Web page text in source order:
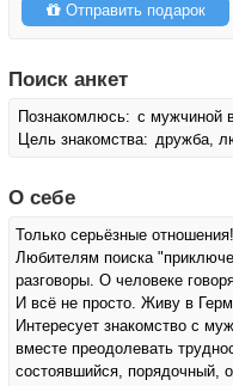
Отправить подарок
Поиск анкет
Познакомлюсь: с мужчиной
Цель знакомства: дружба,
О себе
Только серьёзные
Любителям поиска
разговоры. О человеке
И всё не просто. Живу в
Интересует знакомство с
вместе преодолевать
состоявшийся, порядочный,